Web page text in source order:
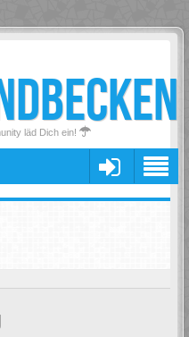
läd Dich ein!